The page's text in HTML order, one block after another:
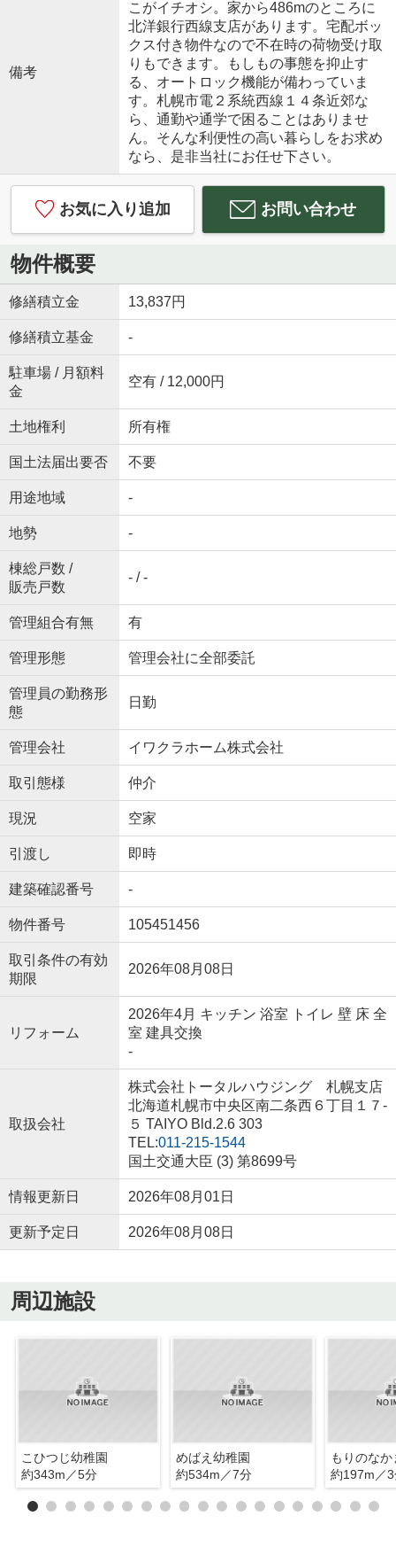
備考
こがイチオシ。家から486mのところに
北洋銀行西線支店があります。宅配ボッ
クス付き物件なので不在時の荷物受け取
りもできます。もしもの事態を抑止す
る、オートロック機能が備わっていま
す。札幌市電２系統西線１４条近郊な
ら、通勤や通学で困ることはありませ
ん。そんな利便性の高い暮らしをお求め
なら、是非当社にお任せ下さい。
お気に入り追加 お問い合わせ
物件概要
修繕積立金 13,837円
修繕積立基金 -
駐車場 / 月額料
金
空有 / 12,000円
土地権利 所有権
国土法届出要否 不要
用途地域 -
地勢 -
棟総戸数 /
販売戸数
- / -
管理組合有無 有
管理形態 管理会社に全部委託
管理員の勤務形
態
日勤
管理会社 イワクラホーム株式会社
取引態様 仲介
現況 空家
引渡し 即時
建築確認番号 -
物件番号 105451456
取引条件の有効
期限
2026年08月08日
リフォーム
2026年4月 キッチン 浴室 トイレ 壁 床 全
室 建具交換
-
取扱会社
株式会社トータルハウジング 札幌支店
北海道札幌市中央区南二条西６丁目１７‐
５ TAIYO Bld.2.6 303
TEL:011-215-1544
国土交通大臣 (3) 第8699号
情報更新日 2026年08月01日
更新予定日 2026年08月08日
周辺施設
こひつじ幼稚園
約343m／5分
めばえ幼稚園
約534m／7分
約197m／